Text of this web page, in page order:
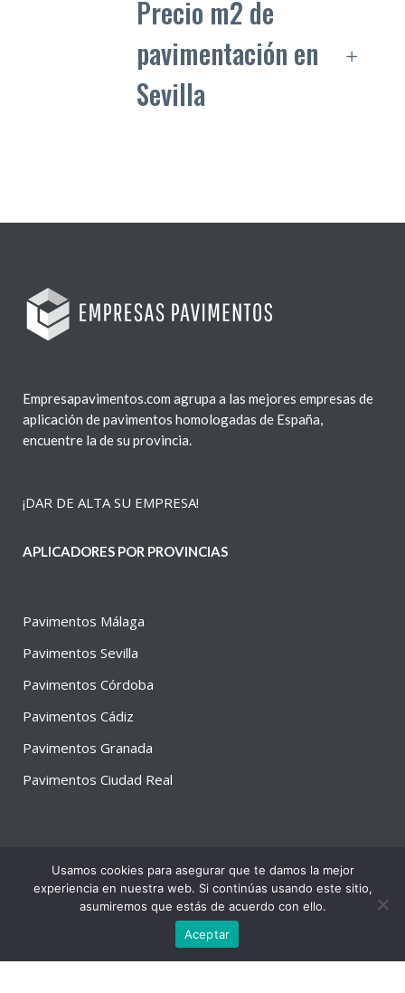
Precio m2 de
pavimentación en
Sevilla
Empresapavimentos.com agrupa a las mejores empresas de
aplicación de pavimentos homologadas de España,
encuentre la de su provincia.
¡DAR DE ALTA SU EMPRESA!
APLICADORES POR PROVINCIAS
Pavimentos Málaga
Pavimentos Sevilla
Pavimentos Córdoba
Pavimentos Cádiz
Pavimentos Granada
Pavimentos Ciudad Real
© Copyright 2023 | Empresa Pavimentos.com
Usamos cookies para asegurar que te damos la mejor
experiencia en nuestra web. Si continúas usando este sitio,
asumiremos que estás de acuerdo con ello.
Aceptar